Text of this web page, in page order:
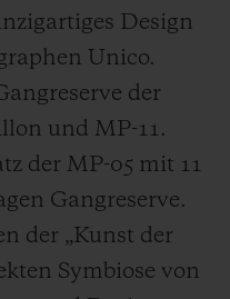
Design
Unico.
der
und MP-11.
der MP-05 mit 11
Gangreserve.
der „Kunst der
Symbiose von